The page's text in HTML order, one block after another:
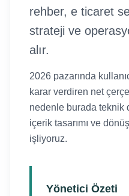
rehber, e ticaret
strateji ve
alır.
2026 pazarında
karar verdiren net
nedenle burada teknik
içerik tasarımı ve
işliyoruz.
Yönetici Özeti